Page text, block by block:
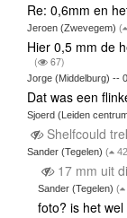
Re: 0,6mm en
Jeroen (Zwevegem) (
Hier 0,5 mm de
( 67)
Jorge (Middelburg) --
Dat was een
Sjoerd (Leiden
Shelfcould
Sander (Tegelen) (
17 mm uit
Sander (Tegelen)(
foto? is het wel